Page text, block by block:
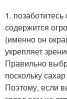
1.
содержится
(именно он
укрепляет
Правильно
поскольку
Поэтому, если